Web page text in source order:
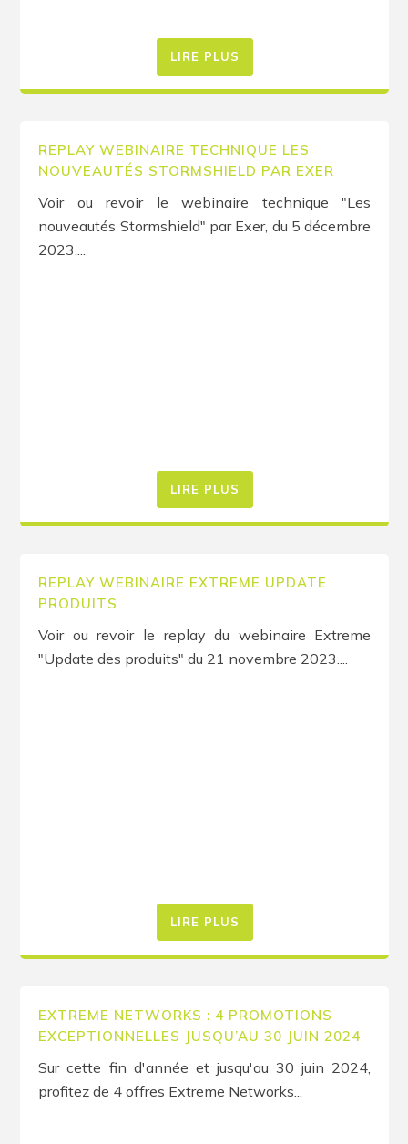
LIRE PLUS
REPLAY WEBINAIRE TECHNIQUE LES
NOUVEAUTÉS STORMSHIELD PAR EXER
Voir ou revoir le webinaire technique "Les
nouveautés Stormshield" par Exer, du 5 décembre
2023....
LIRE PLUS
REPLAY WEBINAIRE EXTREME UPDATE
PRODUITS
Voir ou revoir le replay du webinaire Extreme
"Update des produits" du 21 novembre 2023....
LIRE PLUS
EXTREME NETWORKS : 4 PROMOTIONS
EXCEPTIONNELLES JUSQU’AU 30 JUIN 2024
Sur cette fin d'année et jusqu'au 30 juin 2024,
profitez de 4 offres Extreme Networks...